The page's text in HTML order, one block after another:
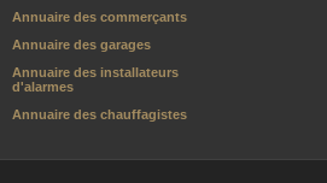
Annuaire des commerçants
Annuaire des garages
Annuaire des installateurs
d'alarmes
Annuaire des chauffagistes